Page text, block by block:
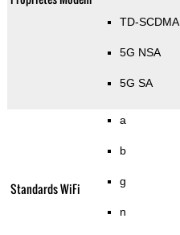
TD-SCDMA
5G NSA
5G SA
Standards WiFi
a
b
g
n